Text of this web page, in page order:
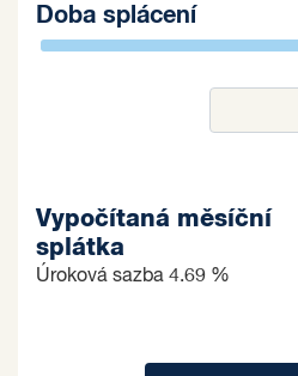
Doba splácení
Vypočítaná měsíční
splátka
Úroková sazba 4.69 %